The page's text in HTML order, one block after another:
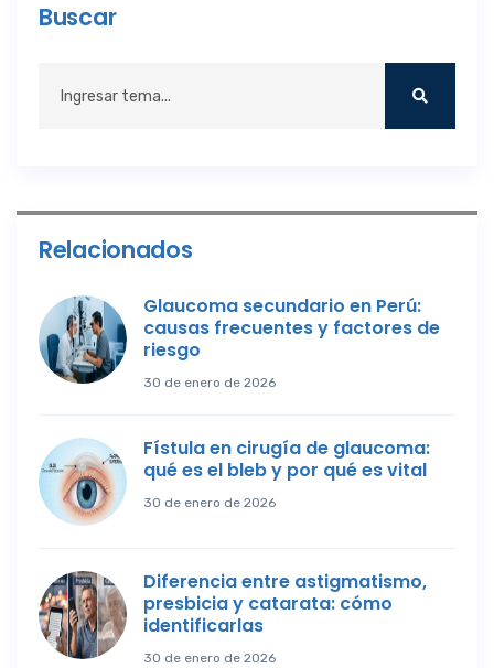
Buscar
Relacionados
Glaucoma secundario en Perú:
causas frecuentes y factores de
riesgo
30 de enero de 2026
Fístula en cirugía de glaucoma:
qué es el bleb y por qué es vital
30 de enero de 2026
Diferencia entre astigmatismo,
presbicia y catarata: cómo
identificarlas
30 de enero de 2026